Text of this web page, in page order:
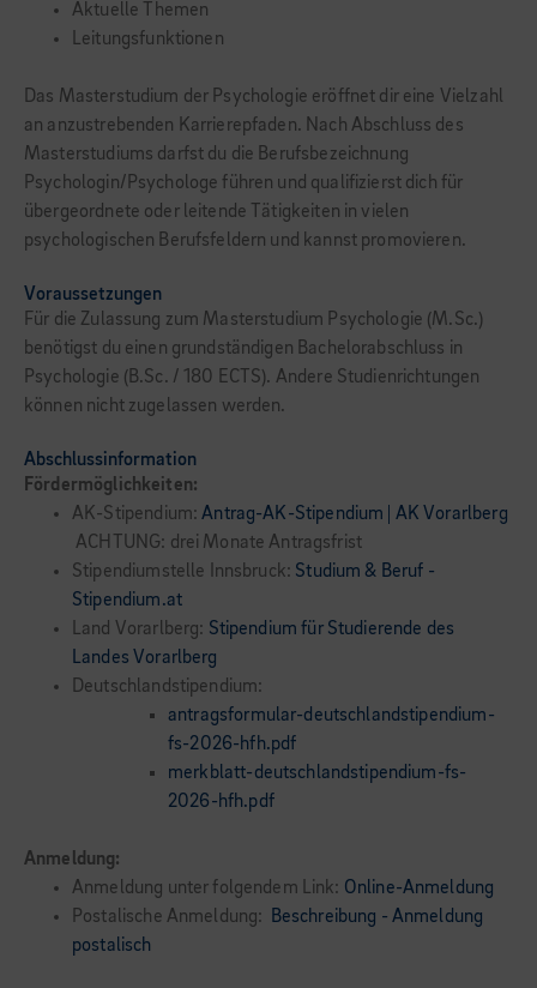
Aktuelle Themen
Leitungsfunktionen
Das Masterstudium der Psychologie eröffnet dir eine Vielzahl
an anzustrebenden Karrierepfaden. Nach Abschluss des
Master­studiums darfst du die Berufsbezeichnung
Psychologin/Psychologe führen und qualifi­zierst dich für
übergeordnete oder leitende Tätigkeiten in vielen
psychologischen Berufs­feldern und kannst promovieren.
Voraussetzungen
Für die Zulassung zum Masterstudium Psychologie (M.Sc.)
benötigst du einen grundständigen Bachelorabschluss in
Psychologie (B.Sc. / 180 ECTS). Andere Studienrichtungen
können nicht zugelassen werden.
Abschlussinformation
Fördermöglichkeiten:
AK-Stipendium:Antrag-AK-Stipendium | AK Vorarlberg
ACHTUNG: drei Monate Antragsfrist
Stipendiumstelle Innsbruck: Studium & Beruf -
Stipendium.at
Land Vorarlberg: Stipendium für Studierende des
Landes Vorarlberg
Deutschlandstipendium:
antragsformular-deutschlandstipendium-
fs-2026-hfh.pdf
merkblatt-deutschlandstipendium-fs-
2026-hfh.pdf
Anmeldung:
Anmeldung unter folgendem Link: Online-Anmeldung
Postalische Anmeldung:
Beschreibung - Anmeldung
postalisch